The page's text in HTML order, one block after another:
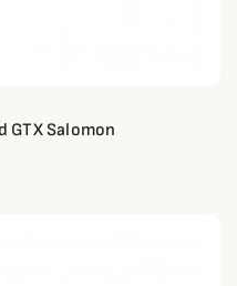
GTX Salomon